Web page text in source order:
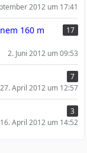
2012 um 17:41
160 m
17
2. Juni 2012 um 09:53
7
27. April 2012 um 12:57
3
16. April 2012 um 14:52